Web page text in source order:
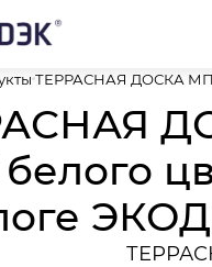
ТЕРРАСНАЯ ДОСКА